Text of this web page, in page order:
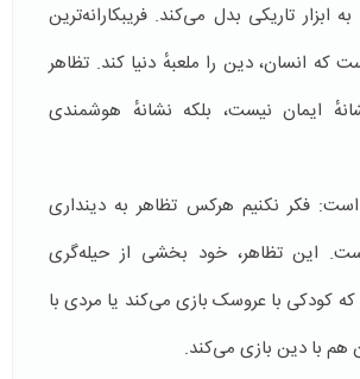
ابزار تاریکی بدل می‌کند. فریبکارانه‌ترین
انسان، دین را ملعبهٔ دنیا کند. تظاهر
ایمان نیست، بلکه نشانهٔ هوشمندی
فکر نکنیم هرکس تظاهر به دینداری
این تظاهر، خود بخشی از حیله‌گری
کودکی با عروسک بازی می‌کند یا مردی با
هم با دین بازی می‌کند.